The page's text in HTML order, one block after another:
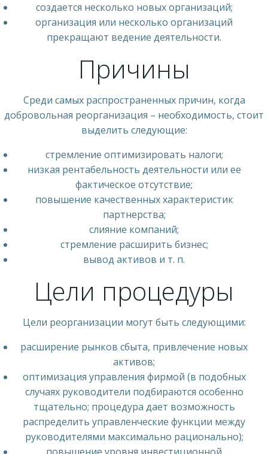
создается несколько новых организаций;
организация или несколько организаций
прекращают ведение деятельности.
Причины
Среди самых распространенных причин, когда
добровольная реорганизация – необходимость, стоит
выделить следующие:
стремление оптимизировать налоги;
низкая рентабельность деятельности или ее
фактическое отсутствие;
повышение качественных характеристик
партнерства;
слияние компаний;
стремление расширить бизнес;
вывод активов и т. п.
Цели процедуры
Цели реорганизации могут быть следующими:
расширение рынков сбыта, привлечение новых
активов;
оптимизация управления фирмой (в подобных
случаях руководители подбираются особенно
тщательно; процедура дает возможность
распределить управленческие функции между
руководителями максимально рационально);